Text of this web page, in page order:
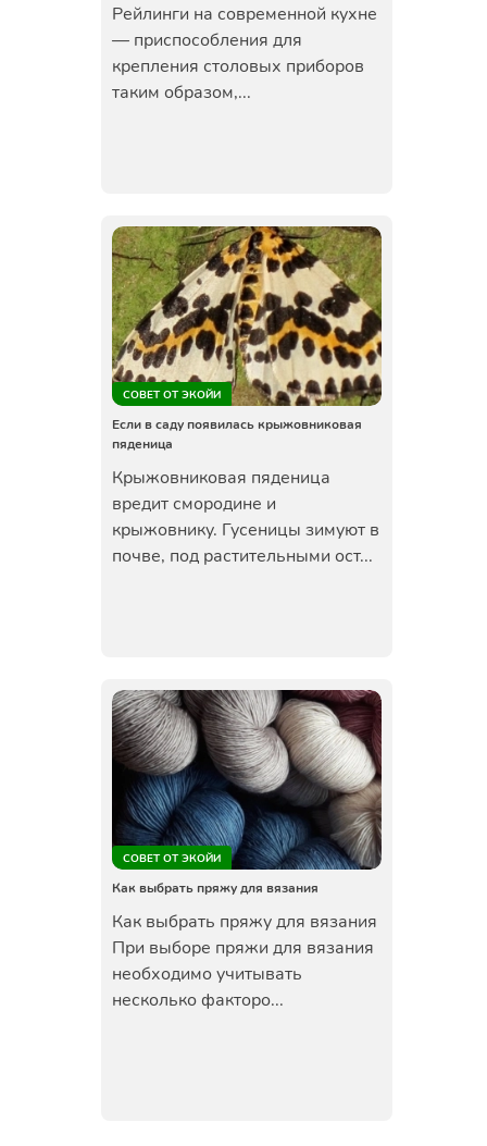
Рейлинги на современной кухне
— приспособления для
крепления столовых приборов
таким образом,...
СОВЕТ ОТ ЭКОЙИ
Если в саду появилась крыжовниковая
пяденица
Крыжовниковая пяденица
вредит смородине и
крыжовнику. Гусеницы зимуют в
почве, под растительными ост...
СОВЕТ ОТ ЭКОЙИ
Как выбрать пряжу для вязания
Как выбрать пряжу для вязания
При выборе пряжи для вязания
необходимо учитывать
несколько факторо...